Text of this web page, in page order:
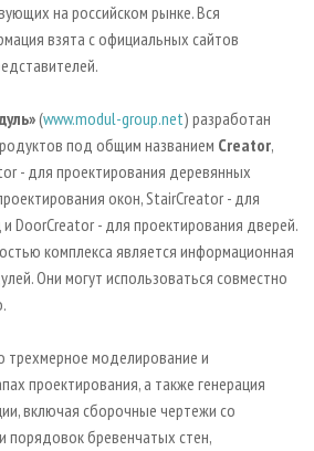
на российском рынке. Вся
взята с официальных сайтов
(www.modul-group.net) разработан
под общим названием Creator,
- для проектирования деревянных
окон, StairCreator - для
DoorCreator - для проектирования дверей.
комплекса является информационная
Они могут использоваться совместно
трехмерное моделирование и
проектирования, а также генерация
включая сборочные чертежи со
порядовок бревенчатых стен,